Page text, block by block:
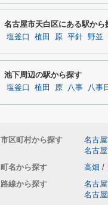
名古屋市天白区にある駅から
塩釜口 植田 原 平針 野並
池下周辺の駅から探す
塩釜口 植田 原 八事 八事
市区町村から探す 名古
名古
町名から探す
高畑 /
路線から探す
名古
名古